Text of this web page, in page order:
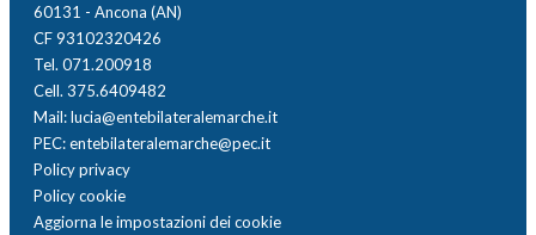
60131 - Ancona (AN)
CF 93102320426
Tel. 071.200918
Cell. 375.6409482
Mail: lucia@entebilateralemarche.it
PEC: entebilateralemarche@pec.it
Policy privacy
Policy cookie
Aggiorna le impostazioni dei cookie